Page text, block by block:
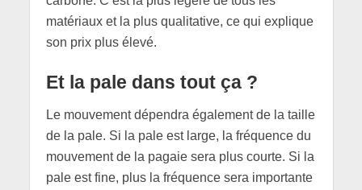
matériaux et la plus qualitative, ce qui explique
son prix plus élevé.
Et la pale dans tout ça ?
Le mouvement dépendra également de la taille
de la pale. Si la pale est large, la fréquence du
mouvement de la pagaie sera plus courte. Si la
pale est fine, plus la fréquence sera importante